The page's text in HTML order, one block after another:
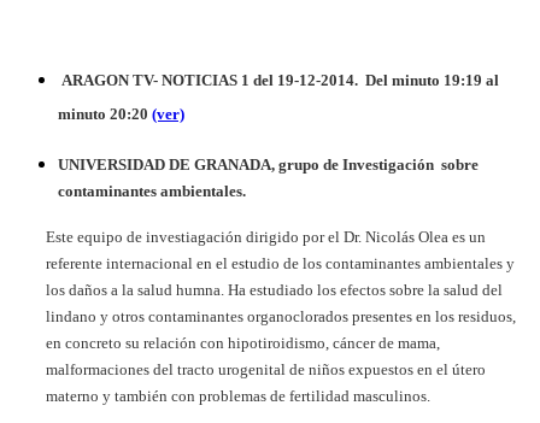
ARAGON TV- NOTICIAS 1 del 19-12-2014. Del minuto 19:19 al
minuto 20:20 (ver)
UNIVERSIDAD DE GRANADA, grupo de Investigación sobre
contaminantes ambientales.
Este equipo de investiagación dirigido por el Dr. Nicolás Olea es un
referente internacional en el estudio de los contaminantes ambientales y
los daños a la salud humna. Ha estudiado los efectos sobre la salud del
lindano y otros contaminantes organoclorados presentes en los residuos,
en concreto su relación con hipotiroidismo, cáncer de mama,
malformaciones del tracto urogenital de niños expuestos en el útero
materno y también con problemas de fertilidad masculinos.